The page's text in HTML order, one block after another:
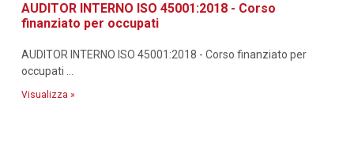
AUDITOR INTERNO ISO 45001:2018 - Corso
finanziato per occupati
AUDITOR INTERNO ISO 45001:2018 - Corso finanziato per
occupati ...
Visualizza »